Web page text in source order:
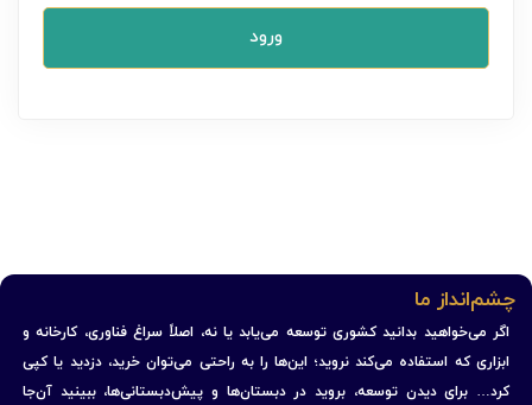
ورود
چشم‌انداز ما
اگر می‌خواهید بدانید کشوری توسعه می‌یابد یا نه، اصلاً سراغ فناوری، کارخانه و
ابزاری که استفاده می‌کند نروید؛ این‌ها را به راحتی می‌توان خرید، دزدید یا کپی
کرد… برای دیدن توسعه، بروید در دبستان‌ها و پیش‌دبستانی‌ها، ببینید آن‌جا